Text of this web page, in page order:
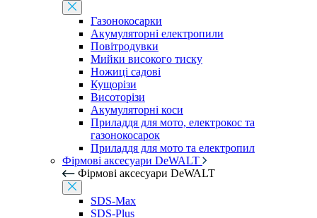
Газонокосарки
Акумуляторні електропили
Повітродувки
Мийки високого тиску
Ножиці садові
Кущорізи
Висоторізи
Акумуляторні коси
Приладдя для мото, електрокос та
газонокосарок
Приладдя для мото та електропил
Фірмові аксесуари DeWALT
Фірмові аксесуари DeWALT
SDS-Max
SDS-Plus